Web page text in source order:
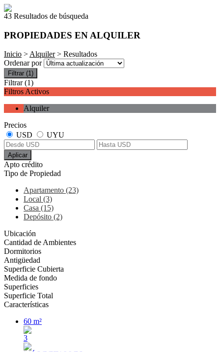
43 Resultados de búsqueda
PROPIEDADES EN ALQUILER
Inicio >Alquiler> Resultados
Ordenar por
Filtrar (1)
Filtrar (1)
Filtros Activos
Alquiler
Precios
USD
UYU
Aplicar
Apto crédito
Tipo de Propiedad
Apartamento (23)
Local (3)
Casa (15)
Depósito (2)
Ubicación
Cantidad de Ambientes
Dormitorios
Antigüedad
Superficie Cubierta
Medida de fondo
Superficies
Superficie Total
Características
60 m²
3